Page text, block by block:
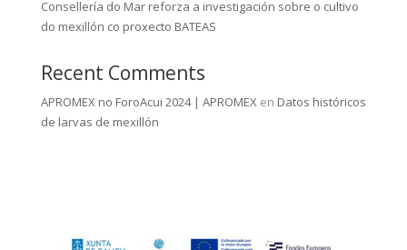
Consellería do Mar reforza a investigación sobre o cultivo
do mexillón co proxecto BATEAS
Recent Comments
APROMEX no ForoAcui 2024 | APROMEX en Datos históricos
de larvas de mexillón